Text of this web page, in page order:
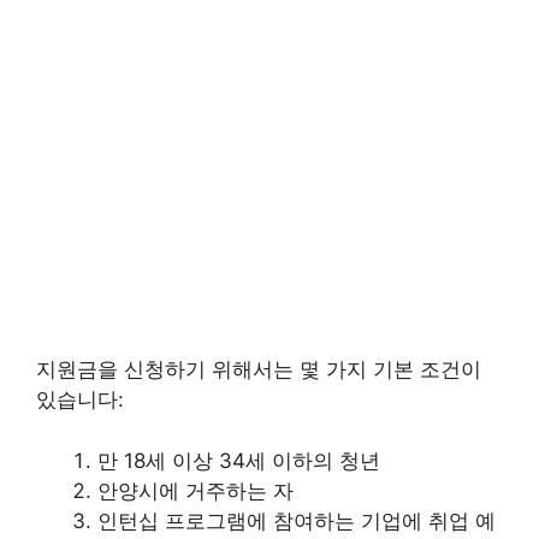
지원금을 신청하기 위해서는 몇 가지 기본 조건이
있습니다:
만 18세 이상 34세 이하의 청년
안양시에 거주하는 자
인턴십 프로그램에 참여하는 기업에 취업 예